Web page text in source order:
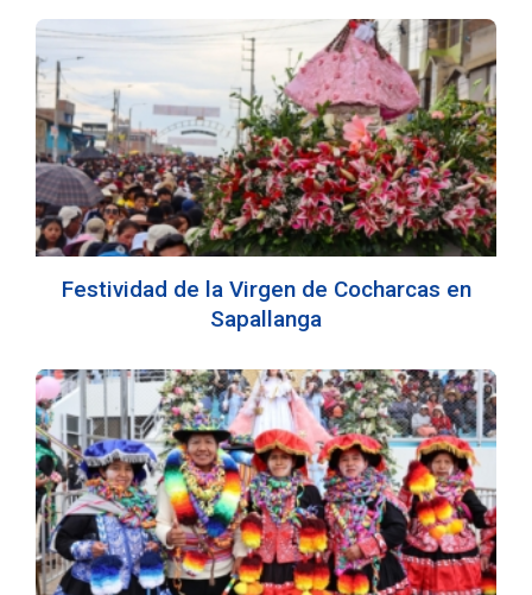
Festividad de la Virgen de Cocharcas en
Sapallanga